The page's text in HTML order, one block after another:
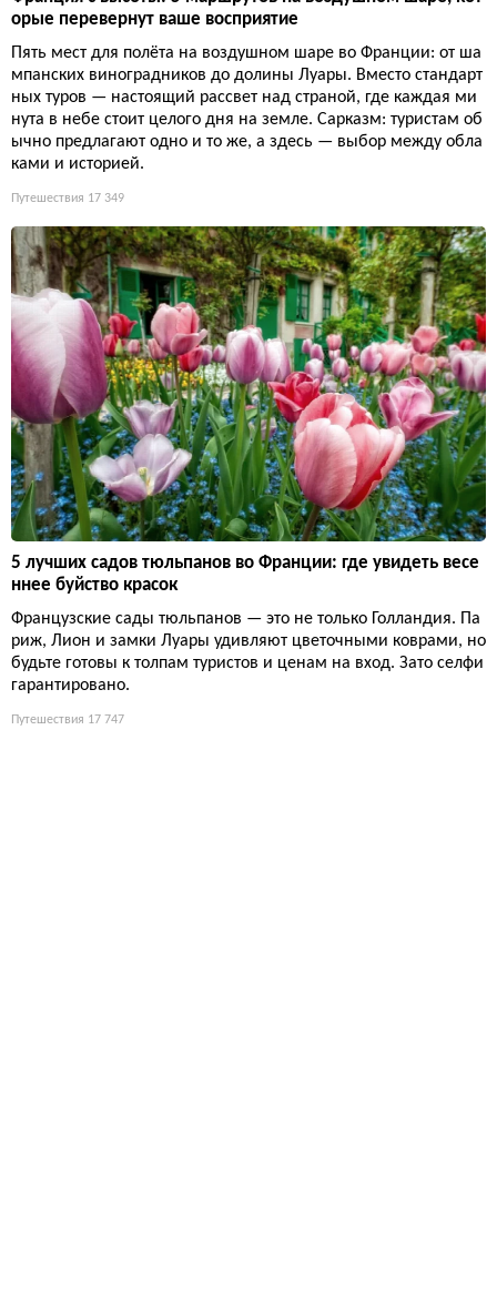
орые перевернут ваше восприятие
Пять мест для полёта на воздушном шаре во Франции: от ша
мпанских виноградников до долины Луары. Вместо стандарт
ных туров — настоящий рассвет над страной, где каждая ми
нута в небе стоит целого дня на земле. Сарказм: туристам об
ычно предлагают одно и то же, а здесь — выбор между обла
ками и историей.
Путешествия 17 349
5 лучших садов тюльпанов во Франции: где увидеть весе
ннее буйство красок
Французские сады тюльпанов — это не только Голландия. Па
риж, Лион и замки Луары удивляют цветочными коврами, но
будьте готовы к толпам туристов и ценам на вход. Зато селфи
гарантировано.
Путешествия 17 747